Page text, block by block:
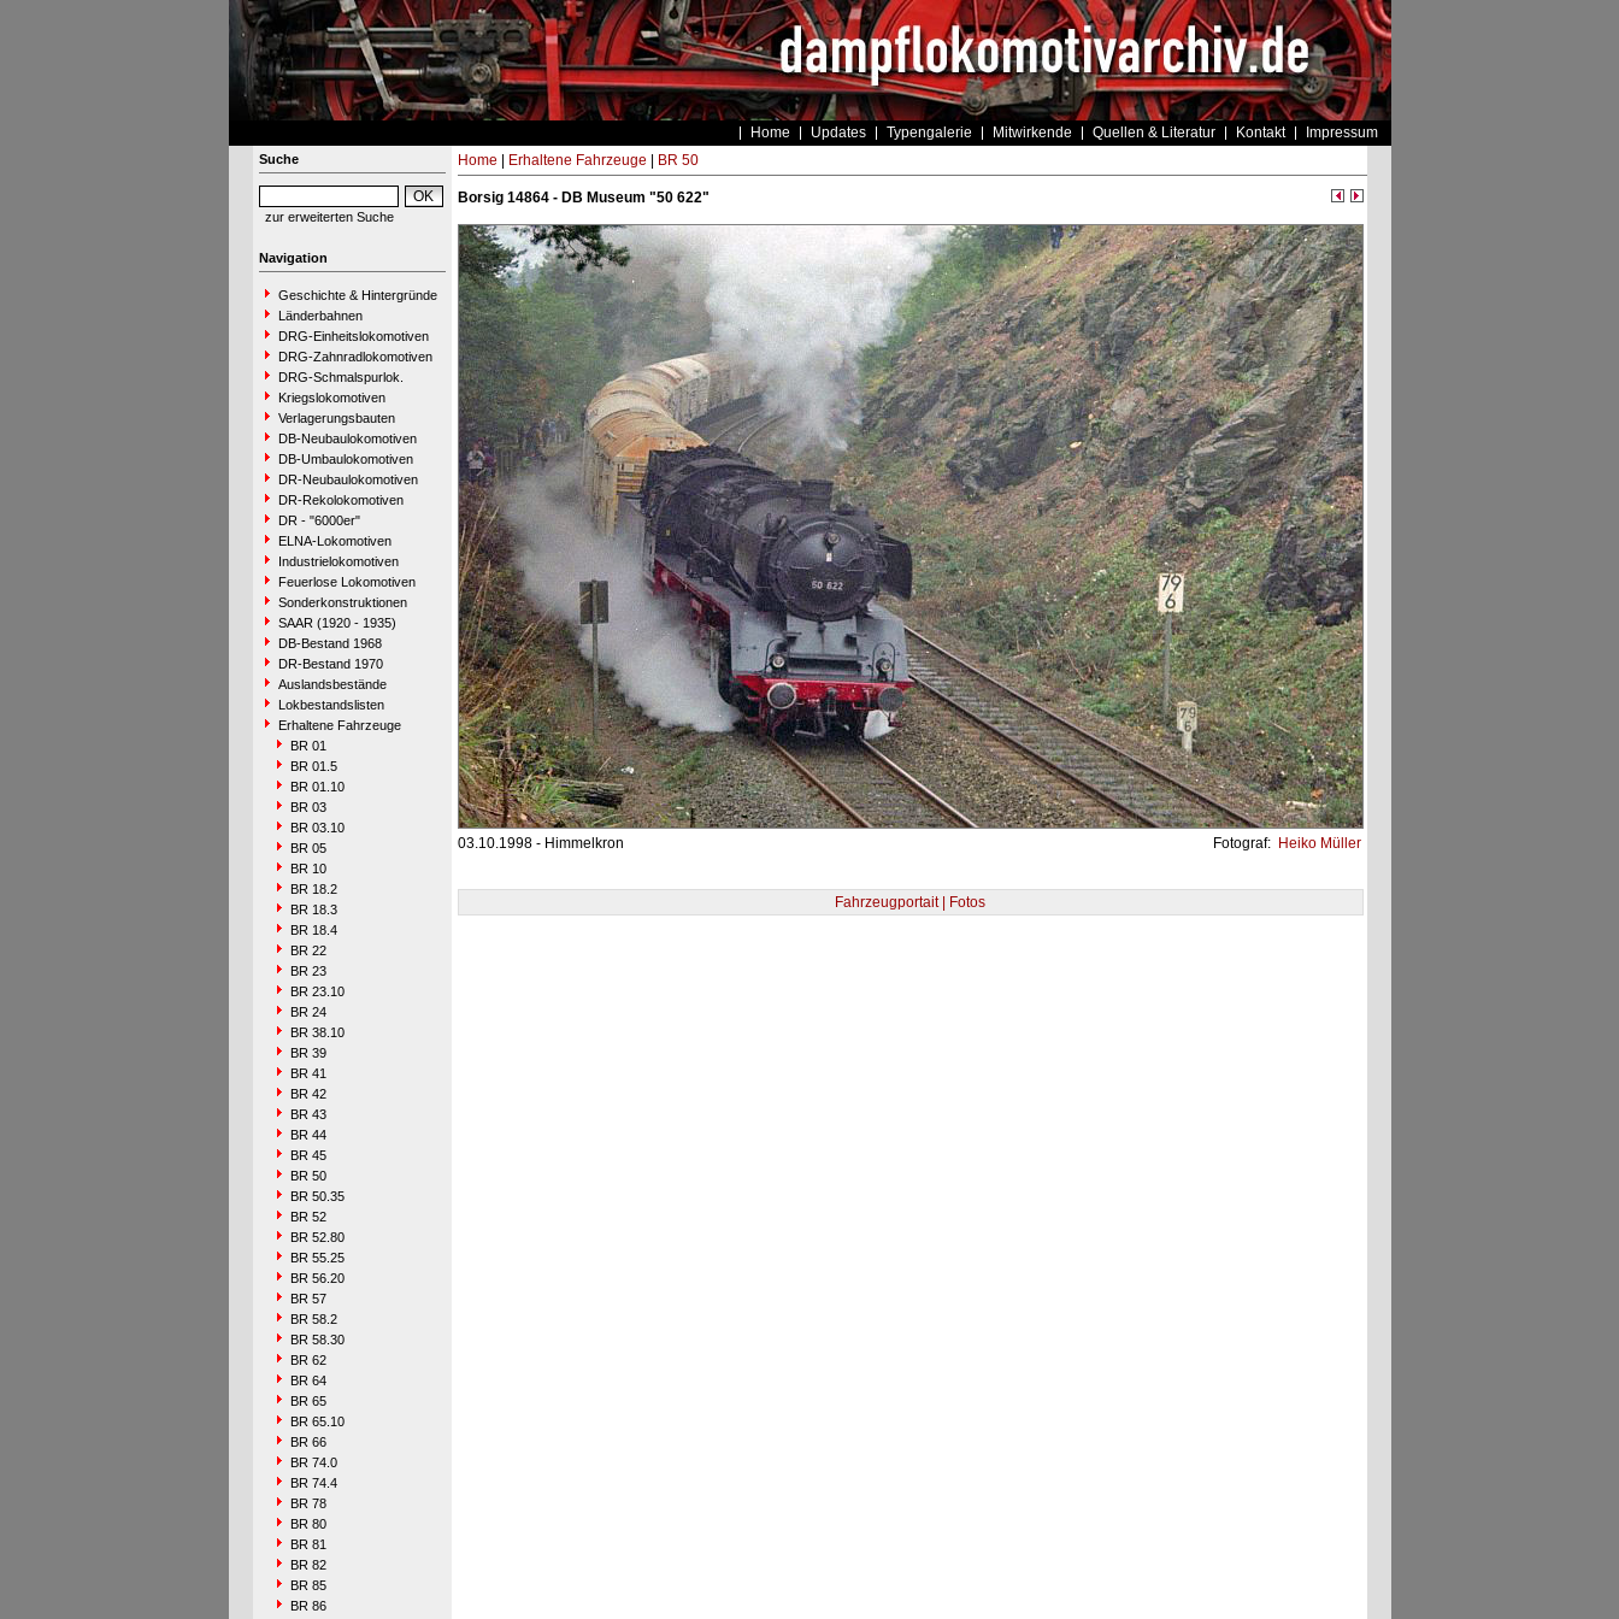
Home Updates Typengalerie Mitwirkende Quellen & Literatur Kontakt Impressum
Suche
zur erweiterten Suche
Navigation
Geschichte & Hintergründe
Länderbahnen
DRG-Einheitslokomotiven
DRG-Zahnradlokomotiven
DRG-Schmalspurlok.
Kriegslokomotiven
Verlagerungsbauten
DB-Neubaulokomotiven
DB-Umbaulokomotiven
DR-Neubaulokomotiven
DR-Rekolokomotiven
DR - "6000er"
ELNA-Lokomotiven
Industrielokomotiven
Feuerlose Lokomotiven
Sonderkonstruktionen
SAAR (1920 - 1935)
DB-Bestand 1968
DR-Bestand 1970
Auslandsbestände
Lokbestandslisten
Erhaltene Fahrzeuge
BR 01
BR 01.5
BR 01.10
BR 03
BR 03.10
BR 05
BR 10
BR 18.2
BR 18.3
BR 18.4
BR 22
BR 23
BR 23.10
BR 24
BR 38.10
BR 39
BR 41
BR 42
BR 43
BR 44
BR 45
BR 50
BR 50.35
BR 52
BR 52.80
BR 55.25
BR 56.20
BR 57
BR 58.2
BR 58.30
BR 62
BR 64
BR 65
BR 65.10
BR 66
BR 74.0
BR 74.4
BR 78
BR 80
BR 81
BR 82
BR 85
BR 86
Home Erhaltene Fahrzeuge BR 50
Borsig 14864 - DB Museum "50 622"
03.10.1998 - Himmelkron Fotograf: Heiko Müller
Fahrzeugportait | Fotos